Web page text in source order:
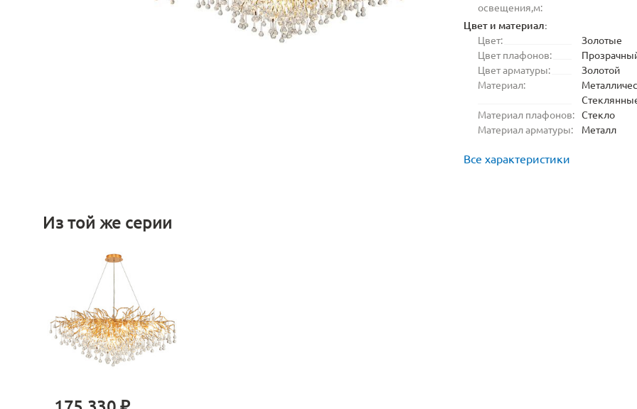
освещения,м:
Цвет и материал:
Цвет:
Золотые
Цвет плафонов:
Цвет арматуры:
Золотой
Материал:
Материал плафонов: Стекло
Материал арматуры:
Металл
Все характеристики
Из той же серии